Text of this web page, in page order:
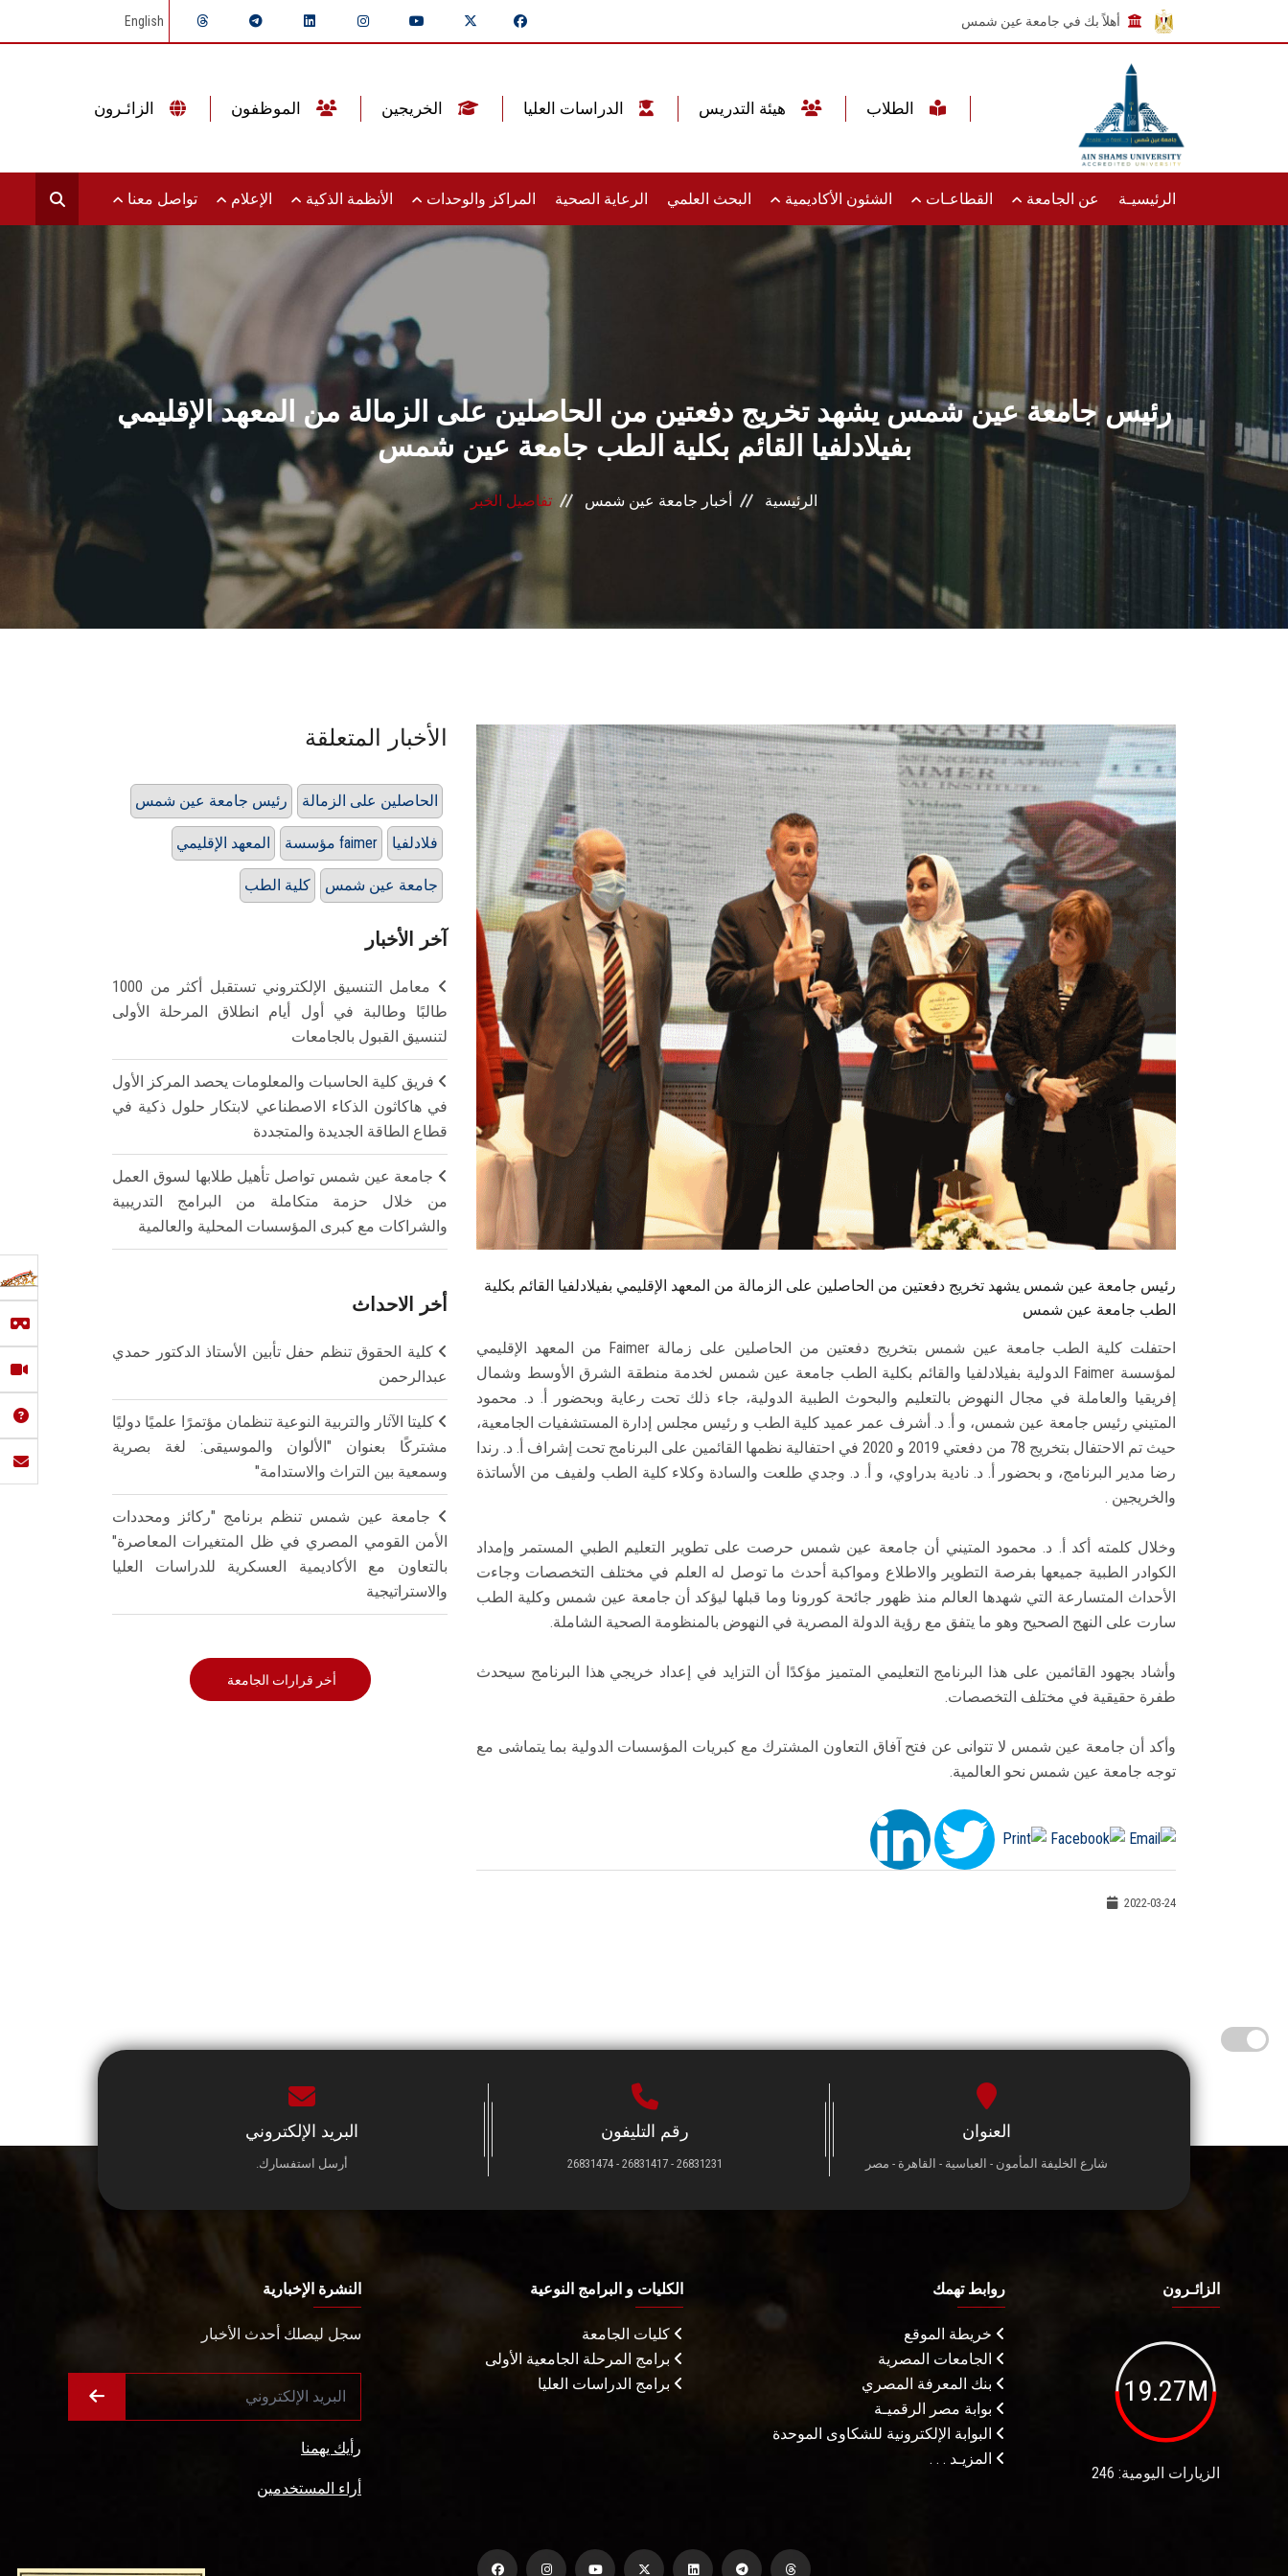
أهلاً بك في جامعة عين شمس English
الرئيسيـة عن الجامعة القطاعـات الشئون الأكاديمية البحث العلمي الرعاية الصحية المراكز والوحدات الأنظمة الذكية الإعلام تواصل معنا
رئيس جامعة عين شمس يشهد تخريج دفعتين من الحاصلين على الزمالة من المعهد الإقليمي
بفيلادلفيا القائم بكلية الطب جامعة عين شمس
الرئيسية أخبار جامعة عين شمس تفاصيل الخبر
رئيس جامعة عين شمس يشهد تخريج دفعتين من الحاصلين على الزمالة من المعهد الإقليمي بفيلادلفيا القائم بكلية
الطب جامعة عين شمس
احتفلت كلية الطب جامعة عين شمس بتخريج دفعتين من الحاصلين على زمالة Faimer من المعهد الإقليمي
لمؤسسة Faimer الدولية بفيلادلفيا والقائم بكلية الطب جامعة عين شمس لخدمة منطقة الشرق الأوسط وشمال
إفريقيا والعاملة في مجال النهوض بالتعليم والبحوث الطبية الدولية، جاء ذلك تحت رعاية وبحضور أ. د. محمود
المتيني رئيس جامعة عين شمس، و أ. د. أشرف عمر عميد كلية الطب و رئيس مجلس إدارة المستشفيات الجامعية،
حيث تم الاحتفال بتخريج 78 من دفعتي 2019 و 2020 في احتفالية نظمها القائمين على البرنامج تحت إشراف أ. د. رندا
رضا مدير البرنامج، و بحضور أ. د. نادية بدراوي، و أ. د. وجدي طلعت والسادة وكلاء كلية الطب ولفيف من الأساتذة
والخريجين .
وخلال كلمته أكد أ. د. محمود المتيني أن جامعة عين شمس حرصت على تطوير التعليم الطبي المستمر وإمداد
الكوادر الطبية جميعها بفرصة التطوير والاطلاع ومواكبة أحدث ما توصل له العلم في مختلف التخصصات وجاءت
الأحداث المتسارعة التي شهدها العالم منذ ظهور جائحة كورونا وما قبلها ليؤكد أن جامعة عين شمس وكلية الطب
سارت على النهج الصحيح وهو ما يتفق مع رؤية الدولة المصرية في النهوض بالمنظومة الصحية الشاملة.
وأشاد بجهود القائمين على هذا البرنامج التعليمي المتميز مؤكدًا أن التزايد في إعداد خريجي هذا البرنامج سيحدث
طفرة حقيقية في مختلف التخصصات.
وأكد أن جامعة عين شمس لا تتوانى عن فتح آفاق التعاون المشترك مع كبريات المؤسسات الدولية بما يتماشى مع
توجه جامعة عين شمس نحو العالمية.
2022-03-24
الأخبار المتعلقة
رئيس جامعة عين شمس الحاصلين على الزمالة
المعهد الإقليمي مؤسسة faimer فلادلفيا
كلية الطب جامعة عين شمس
آخر الأخبار
معامل التنسيق الإلكتروني تستقبل أكثر من 1000
طالبًا وطالبة في أول أيام انطلاق المرحلة الأولى
لتنسيق القبول بالجامعات
فريق كلية الحاسبات والمعلومات يحصد المركز الأول
في هاكاثون الذكاء الاصطناعي لابتكار حلول ذكية في
قطاع الطاقة الجديدة والمتجددة
جامعة عين شمس تواصل تأهيل طلابها لسوق العمل
من خلال حزمة متكاملة من البرامج التدريبية
والشراكات مع كبرى المؤسسات المحلية والعالمية
أخر الاحداث
كلية الحقوق تنظم حفل تأبين الأستاذ الدكتور حمدي
عبدالرحمن
كليتا الآثار والتربية النوعية تنظمان مؤتمرًا علميًا دوليًا
مشتركًا بعنوان "الألوان والموسيقى: لغة بصرية
وسمعية بين التراث والاستدامة"
جامعة عين شمس تنظم برنامج "ركائز ومحددات
الأمن القومي المصري في ظل المتغيرات المعاصرة"
بالتعاون مع الأكاديمية العسكرية للدراسات العليا
والاستراتيجية
أخر قرارات الجامعة
العنوان
شارع الخليفة المأمون - العباسية - القاهرة - مصر
رقم التليفون
26831231 - 26831417 - 26831474
البريد الإلكتروني
أرسل استفسارك.
الزائـرون
19.27M
الزيارات اليومية: 246
روابط تهمك
خريطة الموقع
الجامعات المصرية
بنك المعرفة المصري
بوابة مصر الرقميـة
البوابة الإلكترونية للشكاوى الموحدة
المزيـد . . .
الكليات و البرامج النوعية
كليات الجامعة
برامج المرحلة الجامعية الأولى
برامج الدراسات العليا
النشرة الإخبارية
سجل ليصلك أحدث الأخبار
رأيك يهمنا
أراء المستخدمين